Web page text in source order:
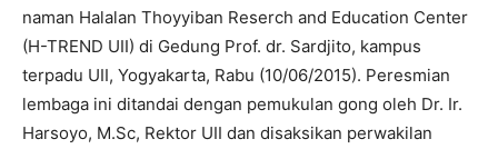
naman Halalan Thoyyiban Reserch and Education Center
(H-TREND UII) di Gedung Prof. dr. Sardjito, kampus
terpadu UII, Yogyakarta, Rabu (10/06/2015). Peresmian
lembaga ini ditandai dengan pemukulan gong oleh Dr. Ir.
Harsoyo, M.Sc, Rektor UII dan disaksikan perwakilan